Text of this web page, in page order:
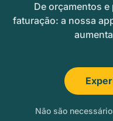
De orçamentos
faturação: a nossa
Não são